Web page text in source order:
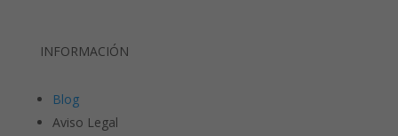
INFORMACIÓN
Blog
Aviso Legal